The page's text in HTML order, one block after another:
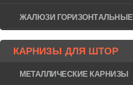
ЖАЛЮЗИ ГОРИЗОНТAЛЬНЫЕ
КАРНИЗЫ ДЛЯ ШТОР
МЕТАЛЛИЧЕСКИЕ КАРНИЗЫ